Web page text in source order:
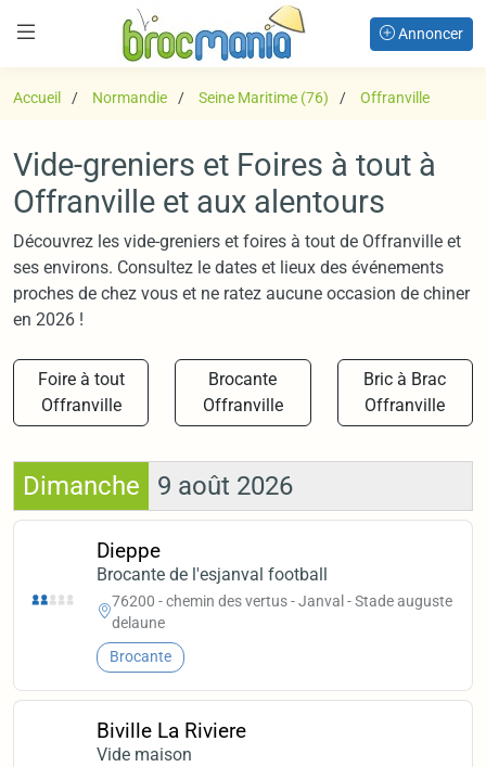
Annoncer
Accueil Normandie Seine Maritime (76) Offranville
Vide-greniers et Foires à tout à
Offranville et aux alentours
Découvrez les vide-greniers et foires à tout de Offranville et
ses environs. Consultez le dates et lieux des événements
proches de chez vous et ne ratez aucune occasion de chiner
en 2026 !
Foire à tout
Offranville
Brocante
Offranville
Bric à Brac
Offranville
Dimanche 9 août 2026
Dieppe
Brocante de l'esjanval football
76200 - chemin des vertus - Janval - Stade auguste
delaune
Brocante
Biville La Riviere
Vide maison